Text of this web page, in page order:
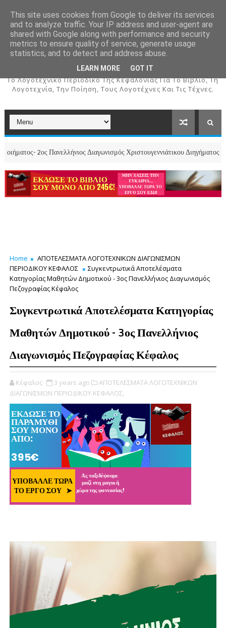
ΚΕΦΑΛΟΣ
To Λογοτεχνικό Περιοδικό Της Κεφαλονιάς Για Το Βιβλίο, Τη
Λογοτεχνία, Την Ποίηση, Τους Λογοτέχνες Και Τις Τέχνες.
2ος Πανελλήνιος Διαγωνισμός Χριστουγεννιάτικου Διηγήματος,
Home
ΑΠΟΤΕΛΕΣΜΑΤΑ ΛΟΓΟΤΕΧΝΙΚΩΝ ΔΙΑΓΩΝΙΣΜΩΝ
ΠΕΡΙΟΔΙΚΟΥ ΚΕΦΑΛΟΣ
Συγκεντρωτικά Αποτελέσματα
Κατηγορίας Μαθητών Δημοτικού - 3ος Πανελλήνιος Διαγωνισμός
Πεζογραφίας Κέφαλος
Συγκεντρωτικά Αποτελέσματα Κατηγορίας
Μαθητών Δημοτικού - 3ος Πανελλήνιος
Διαγωνισμός Πεζογραφίας Κέφαλος
Κέφαλος 3 years ago
ΑΠΟΤΕΛΕΣΜΑΤΑ ΛΟΓΟΤΕΧΝΙΚΩΝ
ΔΙΑΓΩΝΙΣΜΩΝ ΠΕΡΙΟΔΙΚΟΥ ΚΕΦΑΛΟΣ,
This site uses cookies from Google to deliver its services
and to analyze traffic. Your IP address and user-agent are
shared with Google along with performance and security
metrics to ensure quality of service, generate usage
statistics, and to detect and address abuse.
LEARN MORE GOT IT